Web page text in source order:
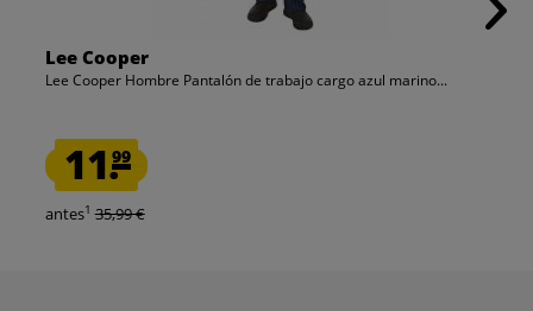
Lee Cooper
Lee Cooper Hombre Pantalón de trabajo cargo azul marino...
11.99
antes1 35,99 €